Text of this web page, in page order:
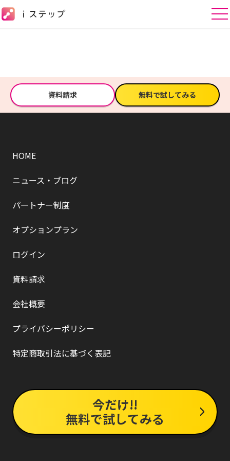
資料請求 無料で試してみる
HOME
ニュース・ブログ
パートナー制度
オプションプラン
ログイン
資料請求
会社概要
プライバシーポリシー
特定商取引法に基づく表記
今だけ!!
無料で試してみる